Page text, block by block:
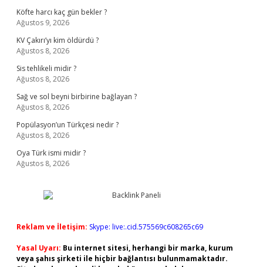
Köfte harcı kaç gün bekler ?
Ağustos 9, 2026
KV Çakırı’yı kim öldürdü ?
Ağustos 8, 2026
Sis tehlikeli midir ?
Ağustos 8, 2026
Sağ ve sol beyni birbirine bağlayan ?
Ağustos 8, 2026
Popülasyon’un Türkçesi nedir ?
Ağustos 8, 2026
Oya Türk ismi midir ?
Ağustos 8, 2026
Reklam ve İletişim: Skype: live:.cid.575569c608265c69
Yasal Uyarı: Bu internet sitesi, herhangi bir marka, kurum
veya şahıs şirketi ile hiçbir bağlantısı bulunmamaktadır.